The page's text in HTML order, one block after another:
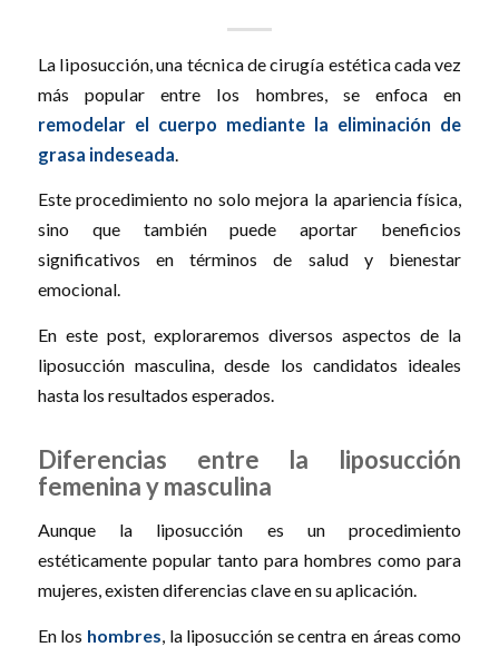
La liposucción, una técnica de cirugía estética cada vez
más popular entre los hombres, se enfoca en
remodelar el cuerpo mediante la eliminación de
grasa indeseada
Este procedimiento no solo mejora la apariencia física,
sino que también puede aportar beneficios
significativos en términos de salud y bienestar
emocional.
En este post, exploraremos diversos aspectos de la
liposucción masculina, desde los candidatos ideales
hasta los resultados esperados.
Diferencias entre la liposucción
femenina y masculina
Aunque la liposucción es un procedimiento
estéticamente popular tanto para hombres como para
mujeres, existen diferencias clave en su aplicación.
En los hombres, la liposucción se centra en áreas como